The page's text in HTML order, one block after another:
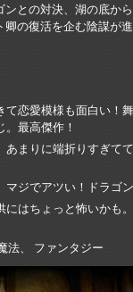
との対決、湖の底か
卿の復活を企む陰謀が
て恋愛模様も面白い！
。最高傑作！
あまりに端折りすぎて
マジでアツい！ドラゴ
にはちょっと怖いかも
法、 ファンタジー